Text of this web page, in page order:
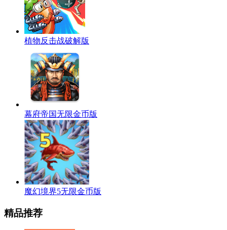
植物反击战破解版
幕府帝国无限金币版
魔幻境界5无限金币版
精品推荐